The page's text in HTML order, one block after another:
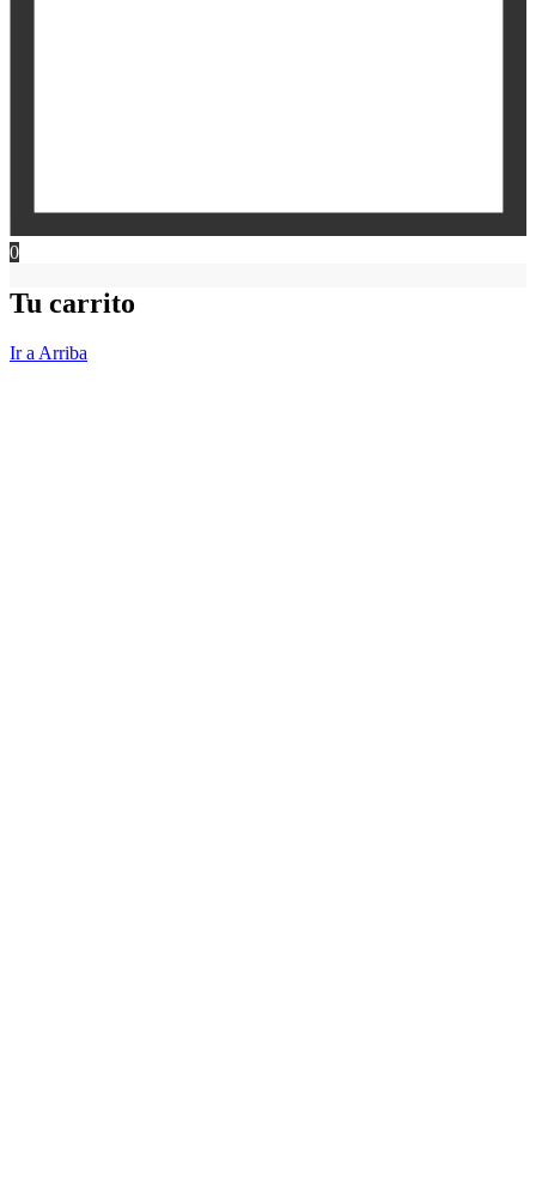
0
Tu carrito
Ir a Arriba